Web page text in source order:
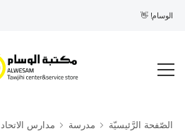
الوسام! 👋
الصّفحة الرَّئيسيّة مدرسة مدارس الاتحاد